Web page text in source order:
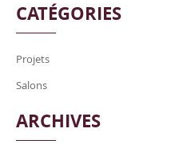
CATÉGORIES
Projets
Salons
ARCHIVES